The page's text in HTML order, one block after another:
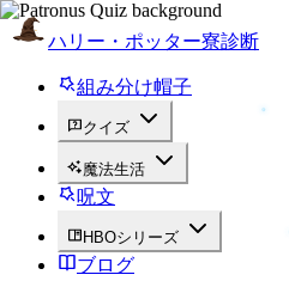
ハリー・ポッター寮診断
組み分け帽子
クイズ
魔法生活
呪文
HBOシリーズ
ブログ